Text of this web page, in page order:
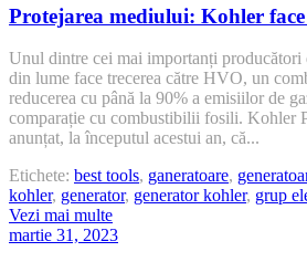
mediului:
Kohler
face
trecerea
către
HVO
Protejarea mediului: Kohler
Unul dintre cei mai importanți producători
din lume face trecerea către HVO, un
reducerea cu până la 90% a emisiilor de
comparație cu combustibilii fosili. Kohler
anunțat, la începutul acestui an, că...
Etichete: best tools, ganeratoare,
kohler, generator, generator kohler, grup
Vezi mai multe
martie 31, 2023